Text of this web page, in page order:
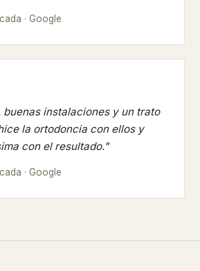
· Google
buenas instalaciones y un trato
la ortodoncia con ellos y
con el resultado."
· Google